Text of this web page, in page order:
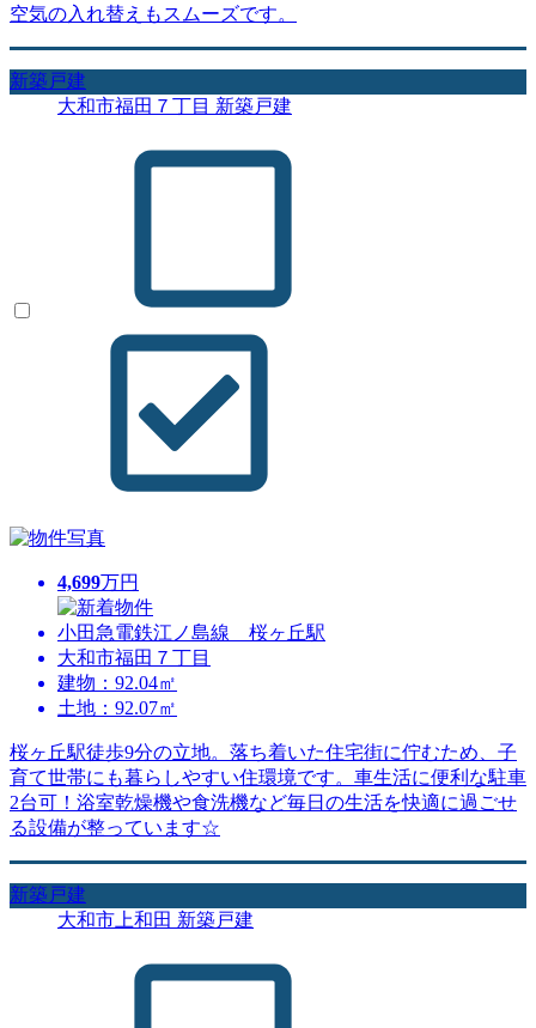
空気の入れ替えもスムーズです。
新築戸建
大和市福田７丁目 新築戸建
4,699万円
小田急電鉄江ノ島線 桜ヶ丘駅
大和市福田７丁目
建物：92.04㎡
土地：92.07㎡
桜ヶ丘駅徒歩9分の立地。落ち着いた住宅街に佇むため、子
育て世帯にも暮らしやすい住環境です。車生活に便利な駐車
2台可！浴室乾燥機や食洗機など毎日の生活を快適に過ごせ
る設備が整っています☆
新築戸建
大和市上和田 新築戸建